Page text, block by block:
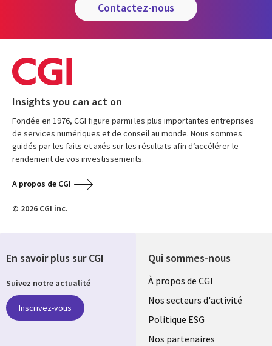
contactez-nous
Insights you can act on
Fondée en 1976, CGI figure parmi les plus importantes entreprises
de services numériques et de conseil au monde. Nous sommes
guidés par les faits et axés sur les résultats afin d’accélérer le
rendement de vos investissements.
A propos de CGI
© 2026 CGI inc.
Qui sommes-nous
Useful
links
FRANCE
À propos de CGI
Nos secteurs d'activité
Politique ESG
Nos partenaires
En savoir plus sur CGI
Suivez notre actualité
Inscrivez-vous